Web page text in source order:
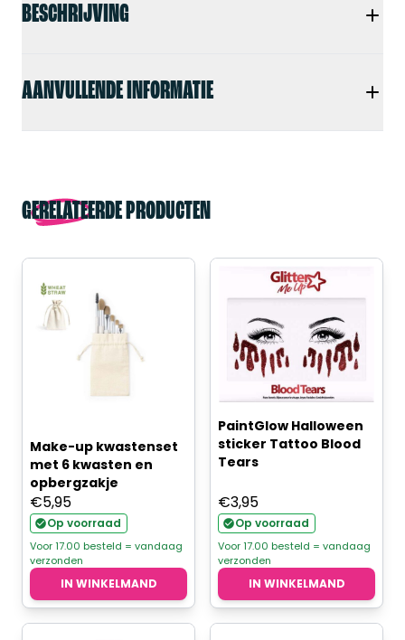
BESCHRIJVING
AANVULLENDE INFORMATIE
GERELATEERDE PRODUCTEN
Make-up kwastenset
met 6 kwasten en
opbergzakje
€5,95
Op voorraad
Voor 17.00 besteld = vandaag
verzonden
IN WINKELMAND
PaintGlow Halloween
sticker Tattoo Blood
Tears
€3,95
Op voorraad
Voor 17.00 besteld = vandaag
verzonden
IN WINKELMAND